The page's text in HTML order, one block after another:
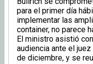
para el primer día
implementar las
container, no parece
El ministro asistió
audiencia ante el
de diciembre, y se